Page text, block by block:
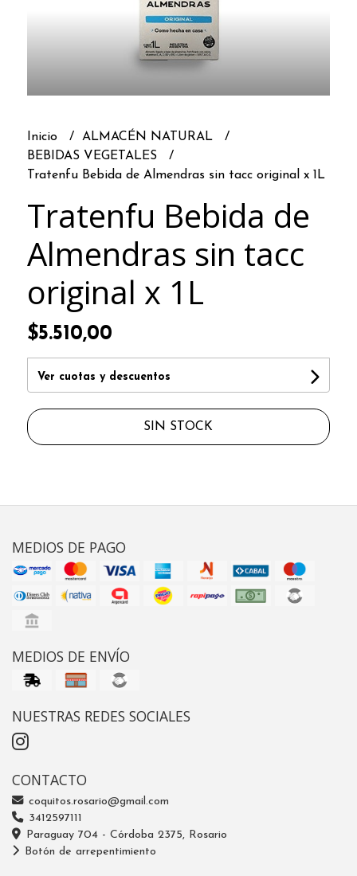
Inicio
ALMACÉN NATURAL
BEBIDAS VEGETALES
Tratenfu Bebida de Almendras sin tacc original x 1L
Tratenfu Bebida de
Almendras sin tacc
original x 1L
$5.510,00
Ver cuotas y descuentos
SIN STOCK
MEDIOS DE PAGO
MEDIOS DE ENVÍO
NUESTRAS REDES SOCIALES
CONTACTO
coquitos.rosario@gmail.com
3412597111
Paraguay 704 - Córdoba 2375, Rosario
Botón de arrepentimiento